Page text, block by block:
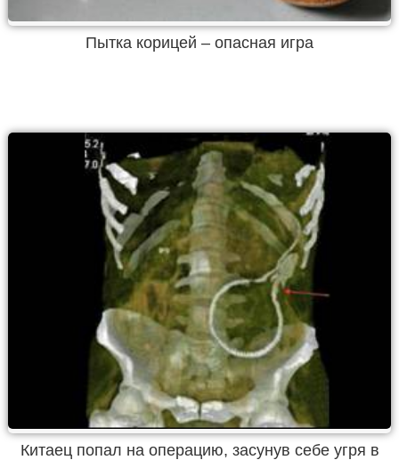
Пытка корицей – опасная игра
Китаец попал на операцию, засунув себе угря в